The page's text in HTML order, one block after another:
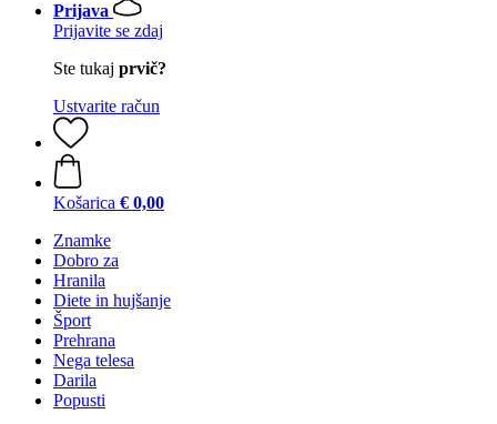
Prijava
Prijavite se zdaj
Ste tukaj prvič?
Ustvarite račun
Košarica € 0,00
Znamke
Dobro za
Hranila
Diete in hujšanje
Šport
Prehrana
Nega telesa
Darila
Popusti